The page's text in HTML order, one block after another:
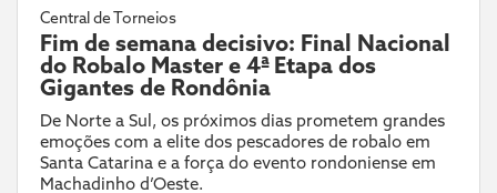
Central de Torneios
Fim de semana decisivo: Final Nacional
do Robalo Master e 4ª Etapa dos
Gigantes de Rondônia
De Norte a Sul, os próximos dias prometem grandes
emoções com a elite dos pescadores de robalo em
Santa Catarina e a força do evento rondoniense em
Machadinho d’Oeste.